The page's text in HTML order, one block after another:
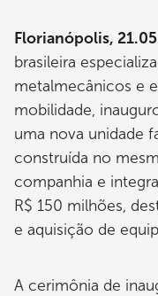
Florianópolis,
brasileira
metalmecânicos e
mobilidade,
uma nova unidade
construída no
companhia e
R$ 150 milhões,
e aquisição de
A cerimônia de